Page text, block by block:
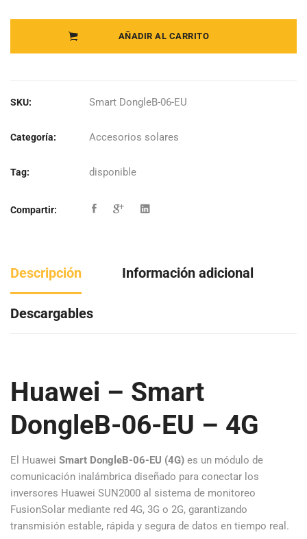
quantity
AÑADIR AL CARRITO
SKU: Smart DongleB-06-EU
Categoría: Accesorios solares
Tag: disponible
Compartir:
Descripción Información adicional
Descargables
Huawei – Smart
DongleB-06-EU – 4G
El Huawei Smart DongleB-06-EU (4G) es un módulo de
comunicación inalámbrica diseñado para conectar los
inversores Huawei SUN2000 al sistema de monitoreo
FusionSolar mediante red 4G, 3G o 2G, garantizando
transmisión estable, rápida y segura de datos en tiempo real.